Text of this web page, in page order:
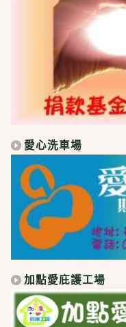
愛心洗車場
加點愛庇護工場